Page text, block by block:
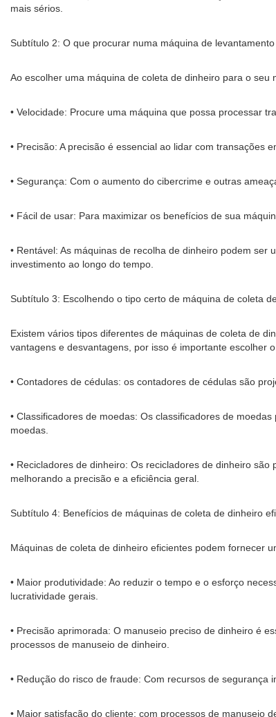
mais sérios.
Subtítulo 2: O que procurar numa máquina de
Ao escolher uma máquina de coleta de dinheiro para o
• Velocidade: Procure uma máquina que possa processar
• Precisão: A precisão é essencial ao lidar com transações
• Segurança: Com o aumento do cibercrime e outras
• Fácil de usar: Para maximizar os benefícios de sua
• Rentável: As máquinas de recolha de dinheiro podem
investimento ao longo do tempo.
Subtítulo 3: Escolhendo o tipo certo de máquina de coleta
Existem vários tipos diferentes de máquinas de coleta de
vantagens e desvantagens, por isso é importante escolher
• Contadores de cédulas: os contadores de cédulas são
• Classificadores de moedas: Os classificadores de
moedas.
• Recicladores de dinheiro: Os recicladores de dinheiro
melhorando a precisão e a eficiência geral.
Subtítulo 4: Benefícios de máquinas de coleta de dinheiro
Máquinas de coleta de dinheiro eficientes podem fornecer
• Maior produtividade: Ao reduzir o tempo e o esforço
lucratividade gerais.
• Precisão aprimorada: O manuseio preciso de dinheiro é
processos de manuseio de dinheiro.
• Redução do risco de fraude: Com recursos de
• Maior satisfação do cliente: com processos de manuseio